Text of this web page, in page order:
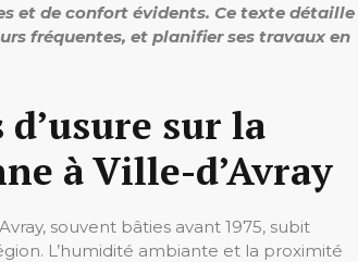
et de confort évidents. Ce texte détaille
fréquentes, et planifier ses travaux en
sur la
à Ville-d’Avray
souvent bâties avant 1975, subit
L’humidité ambiante et la proximité